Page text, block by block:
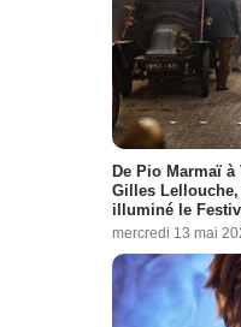
De Pio Marmaï
Gilles
illuminé le
mercredi 13 mai